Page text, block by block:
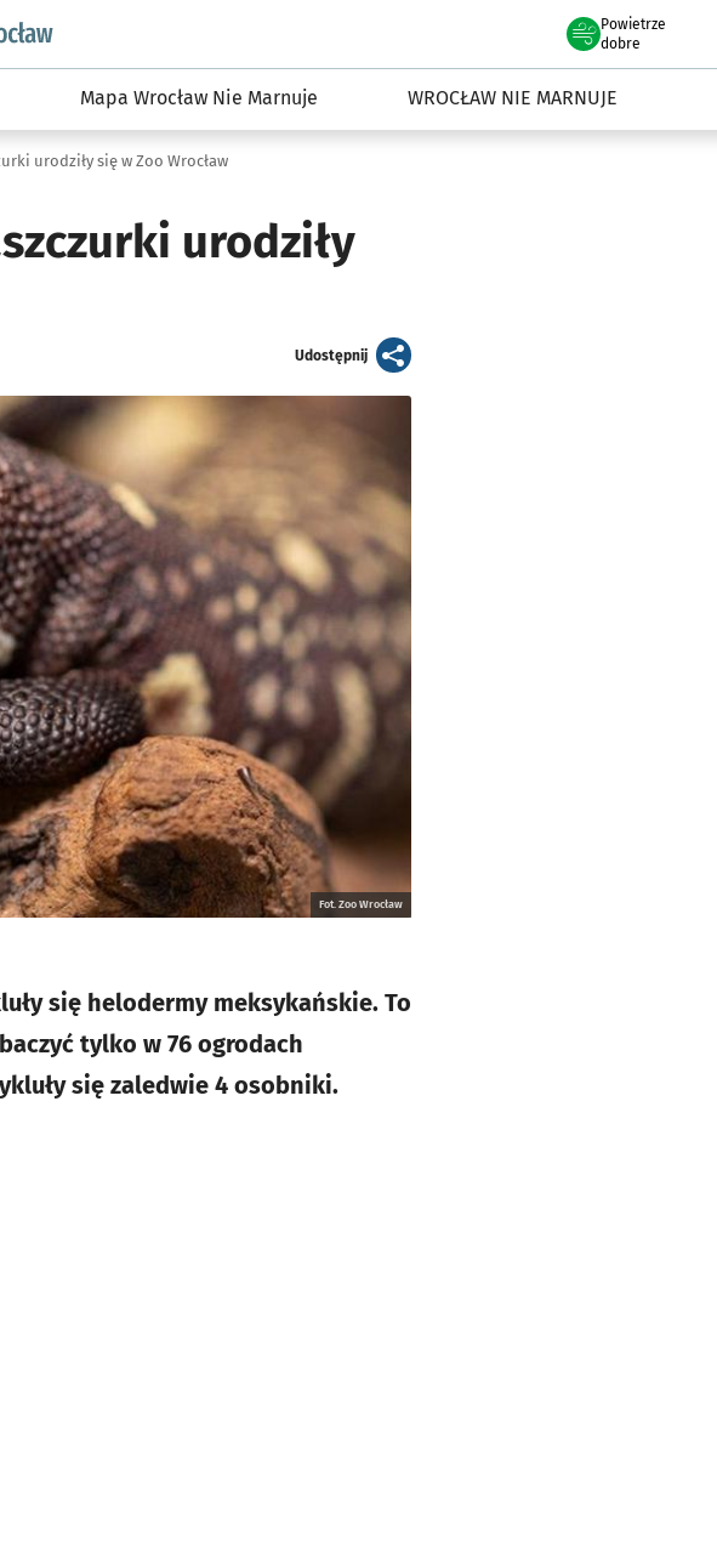
podserwis: Środowisko we Wrocławiu
Powietrze
we Wrocławiu
dobre
Mapa Wrocław Nie Marnuje WROCŁAW NIE MARNUJE
urodziły się w Zoo Wrocław
urodziły
Udostępnijartykuł
Fot. Zoo Wrocław
się helodermy meksykańskie. To
tylko w 76 ogrodach
się zaledwie 4 osobniki.